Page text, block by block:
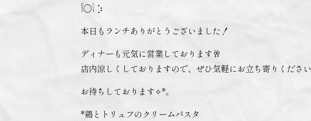
𓌉◯𓇋 ‎⡱‎
本日もランチありがとうございました！
ディナーも元気に営業しております🥂
店内涼しくしておりますので、ぜひ気軽にお立ち寄りください
お待ちしております✧︎*。
*鶏とトリュフのクリームパスタ